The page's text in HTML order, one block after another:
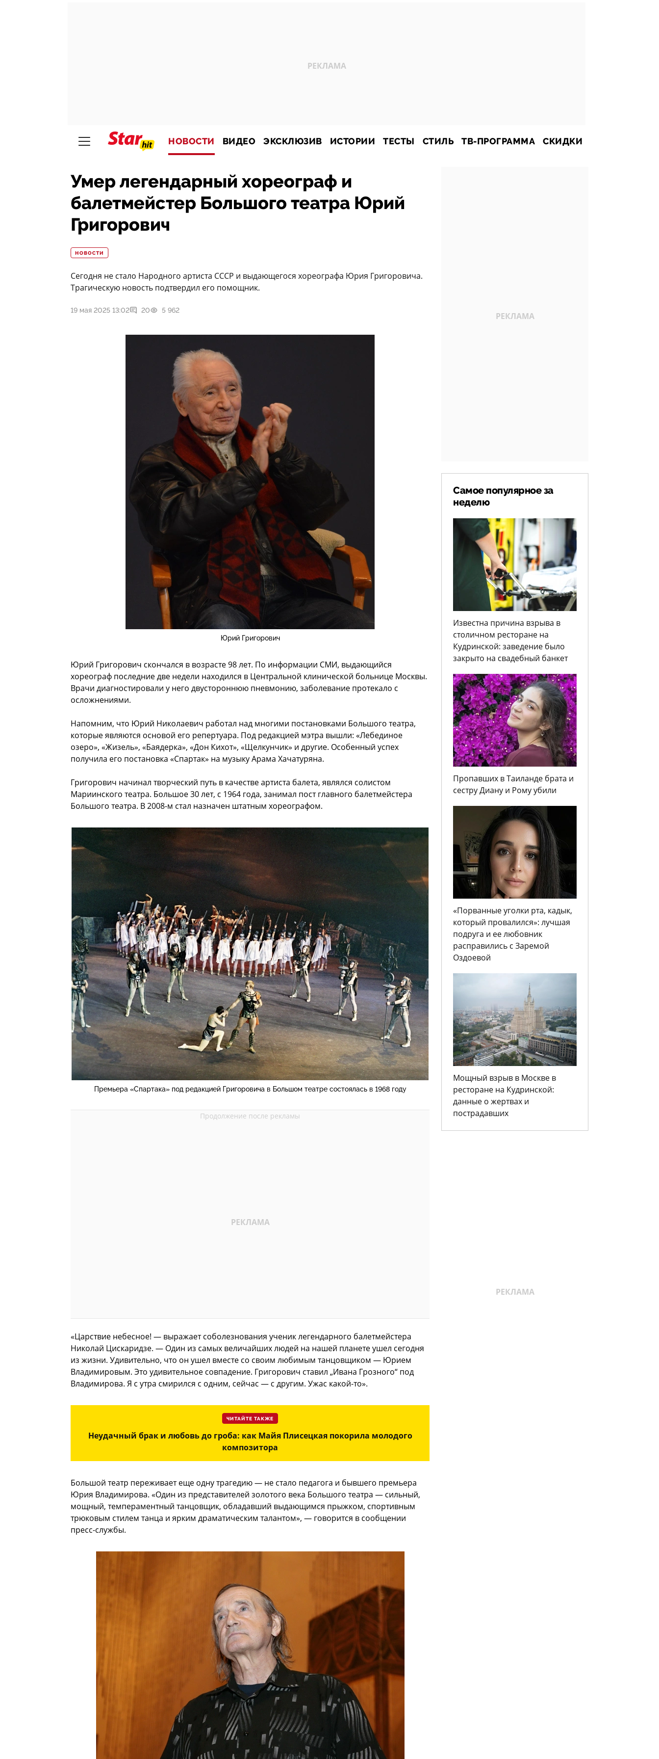
НОВОСТИ ВИДЕО ЭКСКЛЮЗИВ ИСТОРИИ ТЕСТЫ СТИЛЬ ТВ-ПРОГРАММА СКИДКИ
Умер легендарный хореограф и
балетмейстер Большого театра Юрий
Григорович
НОВОСТИ
Сегодня не стало Народного артиста СССР и выдающегося хореографа Юрия Григоровича.
Трагическую новость подтвердил его помощник.
19 мая 2025 13:02 20 5 962
Юрий Григорович
Юрий Григорович скончался в возрасте 98 лет. По информации СМИ, выдающийся
хореограф последние две недели находился в Центральной клинической больнице Москвы.
Врачи диагностировали у него двустороннюю пневмонию, заболевание протекало с
осложнениями.
Напомним, что Юрий Николаевич работал над многими постановками Большого театра,
которые являются основой его репертуара. Под редакцией мэтра вышли: «Лебединое
озеро», «Жизель», «Баядерка», «Дон Кихот», «Щелкунчик» и другие. Особенный успех
получила его постановка «Спартак» на музыку Арама Хачатуряна.
Григорович начинал творческий путь в качестве артиста балета, являлся солистом
Мариинского театра. Большое 30 лет, с 1964 года, занимал пост главного балетмейстера
Большого театра. В 2008-м стал назначен штатным хореографом.
Премьера «Спартака» под редакцией Григоровича в Большом театре состоялась в 1968 году
«Царствие небесное! — выражает соболезнования ученик легендарного балетмейстера
Николай Цискаридзе. — Один из самых величайших людей на нашей планете ушел сегодня
из жизни. Удивительно, что он ушел вместе со своим любимым танцовщиком — Юрием
Владимировым. Это удивительное совпадение. Григорович ставил „Ивана Грозного“ под
Владимирова. Я с утра смирился с одним, сейчас — с другим. Ужас какой-то».
ЧИТАЙТЕ ТАКЖЕ
Неудачный брак и любовь до гроба: как Майя Плисецкая покорила молодого
композитора
Большой театр переживает еще одну трагедию — не стало педагога и бывшего премьера
Юрия Владимирова. «Один из представителей золотого века Большого театра — сильный,
мощный, темпераментный танцовщик, обладавший выдающимся прыжком, спортивным
трюковым стилем танца и ярким драматическим талантом», — говорится в сообщении
пресс-службы.
Самое популярное за
неделю
Известна причина взрыва в
столичном ресторане на
Кудринской: заведение было
закрыто на свадебный банкет
Пропавших в Таиланде брата и
сестру Диану и Рому убили
«Порванные уголки рта, кадык,
который провалился»: лучшая
подруга и ее любовник
расправились с Заремой
Оздоевой
Мощный взрыв в Москве в
ресторане на Кудринской:
данные о жертвах и
пострадавших